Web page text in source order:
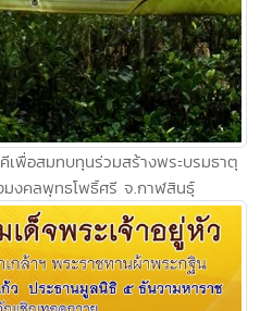
พื่อสมทบทุนร่วมสร้างพระบรมธาตุ
มงคลพุทธโพธิ์ศรี จ.กาฬสินธุ์